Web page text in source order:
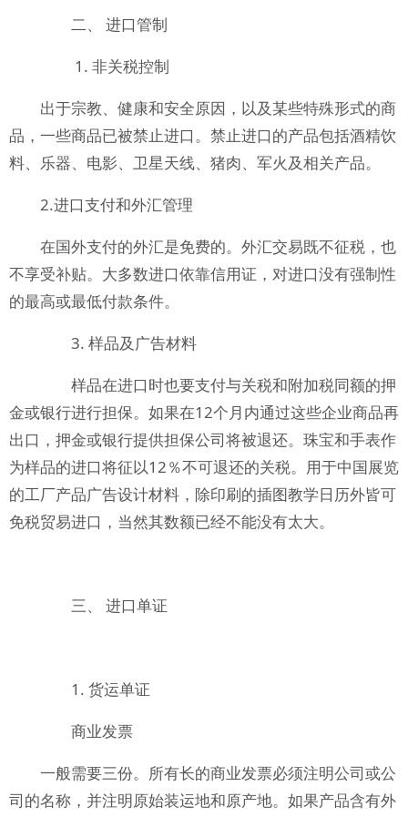
二、 进口管制
1. 非关税控制
出于宗教、健康和安全原因，以及某些特殊形式的商
品，一些商品已被禁止进口。禁止进口的产品包括酒精饮
料、乐器、电影、卫星天线、猪肉、军火及相关产品。
2.进口支付和外汇管理
在国外支付的外汇是免费的。外汇交易既不征税，也
不享受补贴。大多数进口依靠信用证，对进口没有强制性
的最高或最低付款条件。
3. 样品及广告材料
样品在进口时也要支付与关税和附加税同额的押
金或银行进行担保。如果在12个月内通过这些企业商品再
出口，押金或银行提供担保公司将被退还。珠宝和手表作
为样品的进口将征以12％不可退还的关税。用于中国展览
的工厂产品广告设计材料，除印刷的插图教学日历外皆可
免税贸易进口，当然其数额已经不能没有太大。
三、 进口单证
1. 货运单证
商业发票
一般需要三份。所有长的商业发票必须注明公司或公
司的名称，并注明原始装运地和原产地。如果产品含有外